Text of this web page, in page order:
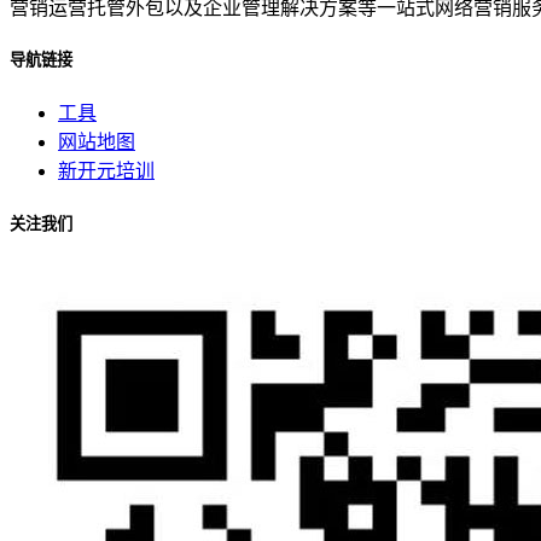
营销运营托管外包以及企业管理解决方案等一站式网络营销服
导航链接
工具
网站地图
新开元培训
关注我们